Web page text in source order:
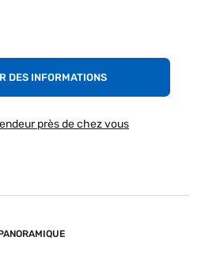
DES INFORMATIONS
près de chez vous